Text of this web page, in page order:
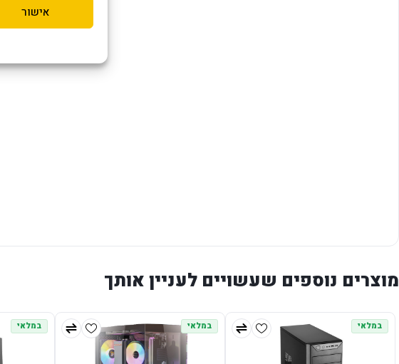
אישור
מוצרים נוספים שעשויים לעניין אותך
במלאי במלאי במלאי